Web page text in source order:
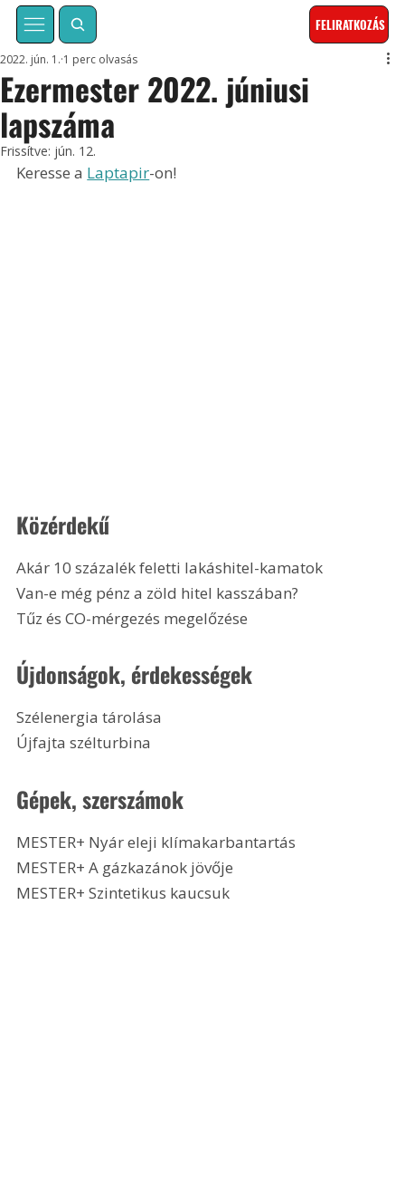
FELIRATKOZÁS
Ezermester 2022. júniusi
lapszáma
2022. jún. 1. 1 perc olvasás
Frissítve: jún. 12.
Keresse a Laptapir-on!
Közérdekű
Akár 10 százalék feletti lakáshitel-kamatok
Van-e még pénz a zöld hitel kasszában?
Tűz és CO-mérgezés megelőzése
Újdonságok, érdekességek
Szélenergia tárolása
Újfajta szélturbina
Gépek, szerszámok
MESTER+ Nyár eleji klímakarbantartás
MESTER+ A gázkazánok jövője
MESTER+ Szintetikus kaucsuk